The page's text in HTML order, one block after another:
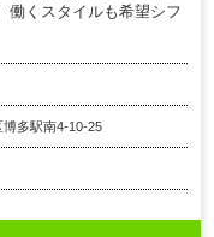
働くスタイルも希望シフ
博多駅南4-10-25